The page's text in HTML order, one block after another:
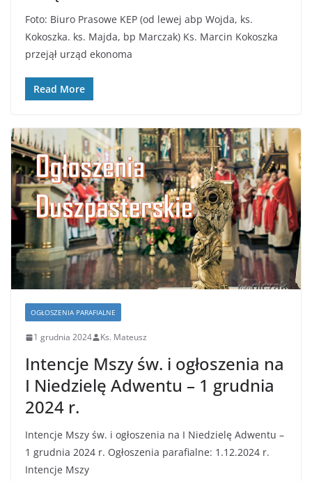
Foto: Biuro Prasowe KEP (od lewej abp Wojda, ks.
Kokoszka. ks. Majda, bp Marczak) Ks. Marcin Kokoszka
przejął urząd ekonoma
Read More
OGŁOSZENIA PARAFIALNE
1 grudnia 2024 Ks. Mateusz
Intencje Mszy św. i ogłoszenia na
I Niedzielę Adwentu – 1 grudnia
2024 r.
Intencje Mszy św. i ogłoszenia na I Niedzielę Adwentu –
1 grudnia 2024 r. Ogłoszenia parafialne: 1.12.2024 r.
Intencje Mszy